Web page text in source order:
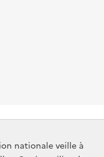
nationale veille à